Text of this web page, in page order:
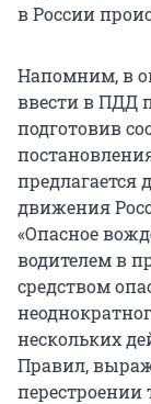
в России
Напомним, в
ввести в ПДД
подготовив
предлагается
движения
«Опасное
водителем в
средством
нескольких
Правил,
перестроении